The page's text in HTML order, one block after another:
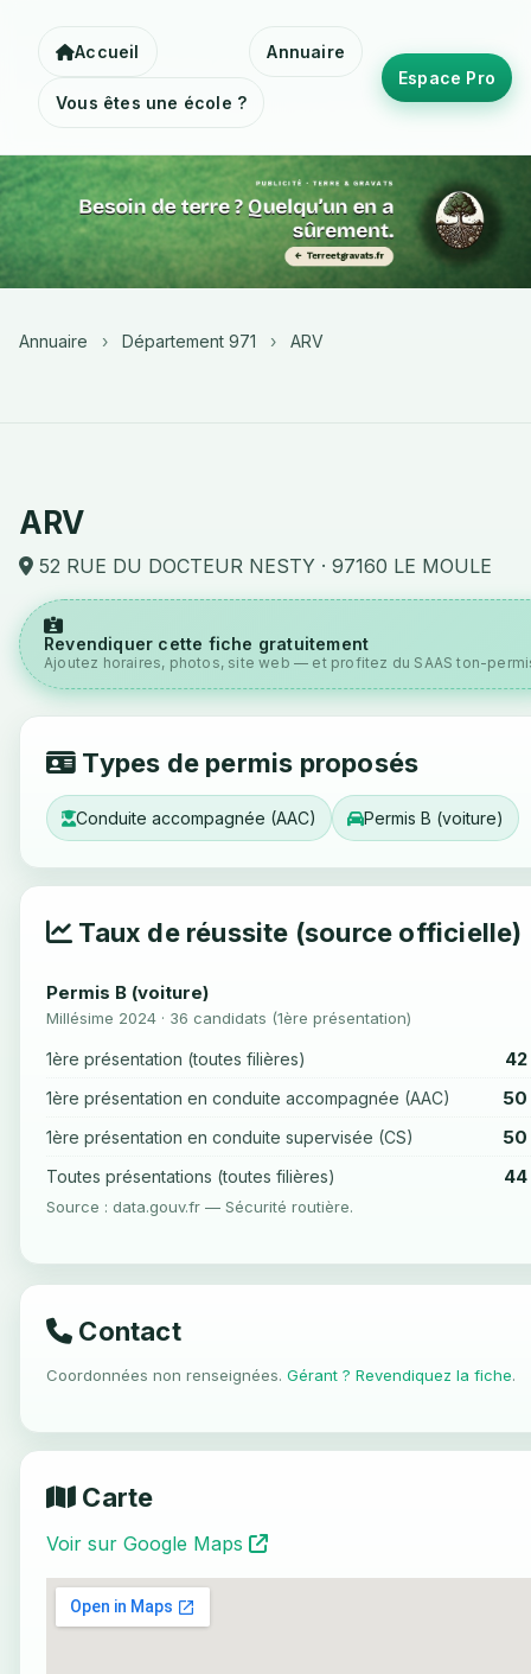
Accueil Annuaire
Vous êtes une école ?
Espace Pro
Annuaire › Département 971 › ARV
ARV
52 RUE DU DOCTEUR NESTY · 97160 LE MOULE
Revendiquer cette fiche gratuitement
Ajoutez horaires, photos, site web — et profitez du SAAS ton-
Types de permis proposés
Conduite accompagnée (AAC) Permis B (voiture)
Taux de réussite (source officielle)
Permis B (voiture)
Millésime 2024 · 36 candidats (1ère présentation)
1ère présentation (toutes filières)
1ère présentation en conduite accompagnée (AAC) 50
1ère présentation en conduite supervisée (CS) 50
Toutes présentations (toutes filières) 44
Source : data.gouv.fr — Sécurité routière.
Contact
Coordonnées non renseignées. Gérant ? Revendiquez la fiche.
Carte
Voir sur Google Maps